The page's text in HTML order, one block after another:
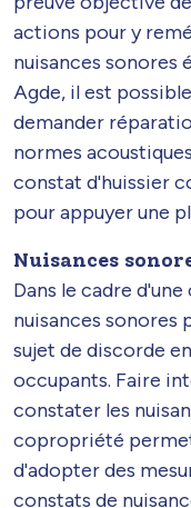
actions pour y
nuisances sonores
Agde, il est
demander
normes
constat d'huissier
pour appuyer une
Nuisances
Dans le cadre
nuisances sonores
sujet de discorde
occupants. Faire
constater les
copropriété
d'adopter des
constats de